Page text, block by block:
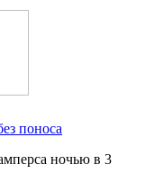
поноса
ночью в 3